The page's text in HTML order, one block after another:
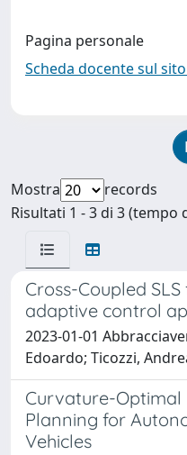
Pagina personale
Scheda docente sul
Mostra
records
Risultati 1 - 3 di 3 (tempo
Cross-Coupled
adaptive control
2023-01-01
Edoardo; Ticozzi,
Curvature-Optimal
Planning for
Vehicles